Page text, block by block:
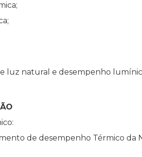
luz natural e desempenho
de desempenho Térmico da